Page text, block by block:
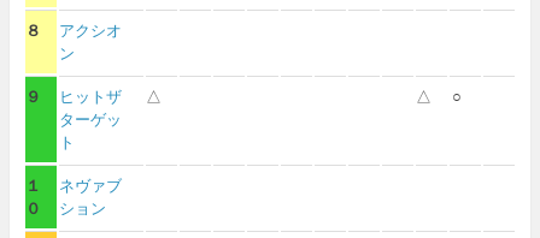
８
アクシオ
ン
９
ヒットザ
ターゲッ
ト
△ △ ○
１
０
ネヴァブ
ション